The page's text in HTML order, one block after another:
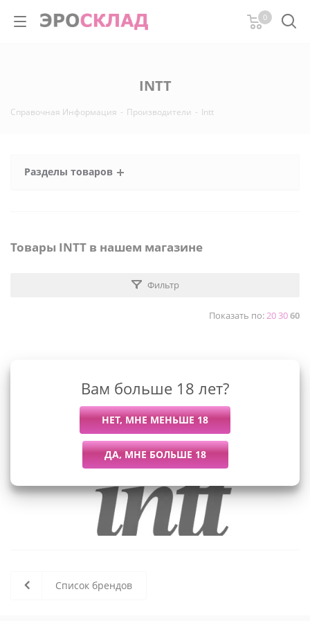
0
INTT
Справочная Информация - Производители - Intt
Разделы товаров
Товары INTT в нашем магазине
Фильтр
Показать по:203060
В данный момент нет активных
товаров
Список брендов
Вам больше 18 лет?